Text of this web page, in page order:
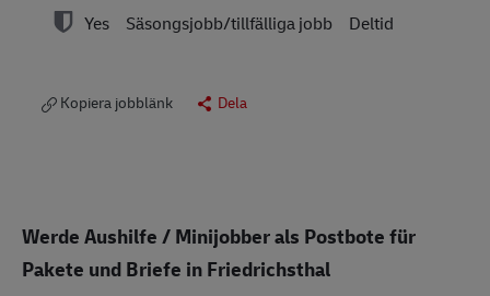
Yes
Säsongsjobb/tillfälliga jobb Deltid
Kopiera jobblänk Dela
Werde Aushilfe / Minijobber als Postbote für
Pakete und Briefe in Friedrichsthal